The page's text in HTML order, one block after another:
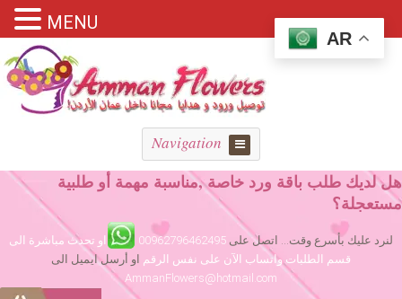
Navigation
هل لديك طلب باقة ورد خاصة ,مناسبة مهمة أو طلبية
مستعجلة؟
لنرد عليك بأسرع وقت... اتصل على 00962796462495
او تحدث مباشرة الى
قسم الطلبات واتساب الآن على نفس الرقم او أرسل ايميل الى
AmmanFlowers@hotmail.com
AR
MENU